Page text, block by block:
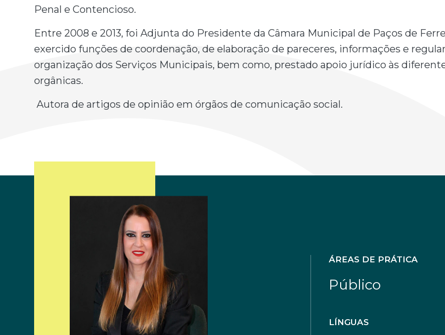
Penal e Contencioso.
Entre 2008 e 2013, foi Adjunta do Presidente da Câmara Municipal de Paços de
exercido funções de coordenação, de elaboração de pareceres, informações e
organização dos Serviços Municipais, bem como, prestado apoio jurídico às
orgânicas.
Autora de artigos de opinião em órgãos de comunicação social.
ÁREAS DE PRÁTICA
Público
LÍNGUAS